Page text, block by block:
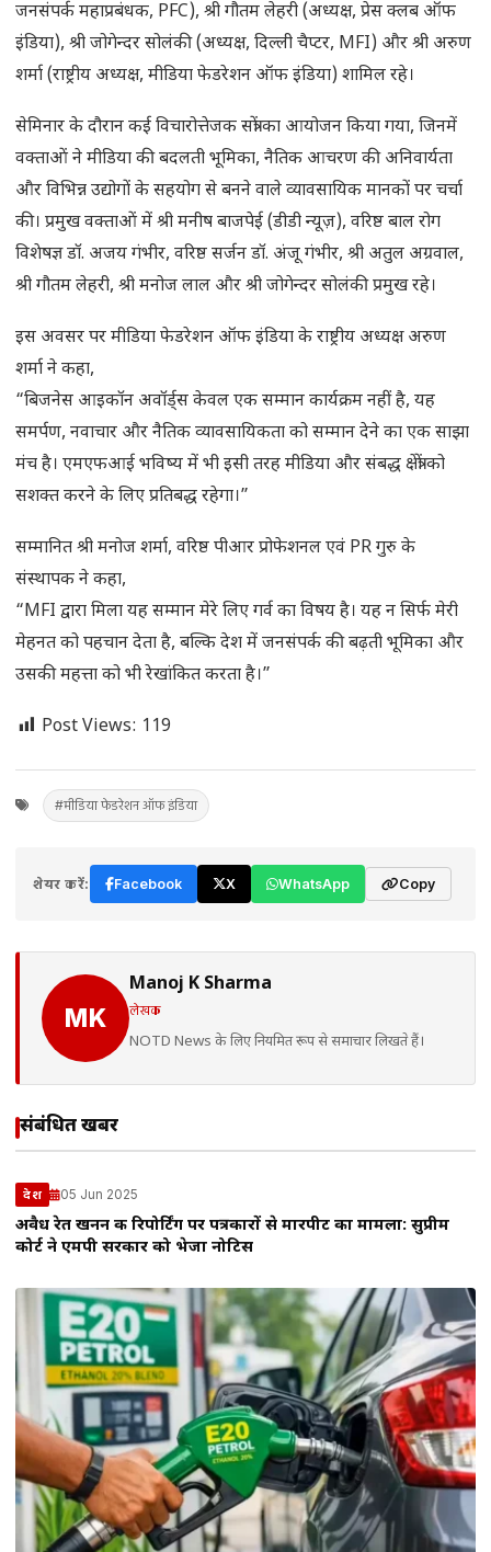
जनसंपर्क महाप्रबंधक, PFC), श्री गौतम लेहरी (अध्यक्ष, प्रेस क्लब ऑफ
इंडिया), श्री जोगेन्दर सोलंकी (अध्यक्ष, दिल्ली चैप्टर, MFI) और श्री अरुण
शर्मा (राष्ट्रीय अध्यक्ष, मीडिया फेडरेशन ऑफ इंडिया) शामिल रहे।
सेमिनार के दौरान कई विचारोत्तेजक सत्रों का आयोजन किया गया, जिनमें
वक्ताओं ने मीडिया की बदलती भूमिका, नैतिक आचरण की अनिवार्यता
और विभिन्न उद्योगों के सहयोग से बनने वाले व्यावसायिक मानकों पर चर्चा
की। प्रमुख वक्ताओं में श्री मनीष बाजपेई (डीडी न्यूज़), वरिष्ठ बाल रोग
विशेषज्ञ डॉ. अजय गंभीर, वरिष्ठ सर्जन डॉ. अंजू गंभीर, श्री अतुल अग्रवाल,
श्री गौतम लेहरी, श्री मनोज लाल और श्री जोगेन्दर सोलंकी प्रमुख रहे।
इस अवसर पर मीडिया फेडरेशन ऑफ इंडिया के राष्ट्रीय अध्यक्ष अरुण
शर्मा ने कहा,
“बिजनेस आइकॉन अवॉर्ड्स केवल एक सम्मान कार्यक्रम नहीं है, यह
समर्पण, नवाचार और नैतिक व्यावसायिकता को सम्मान देने का एक साझा
मंच है। एमएफआई भविष्य में भी इसी तरह मीडिया और संबद्ध क्षेत्रों को
सशक्त करने के लिए प्रतिबद्ध रहेगा।”
सम्मानित श्री मनोज शर्मा, वरिष्ठ पीआर प्रोफेशनल एवं PR गुरु के
संस्थापक ने कहा,
“MFI द्वारा मिला यह सम्मान मेरे लिए गर्व का विषय है। यह न सिर्फ मेरी
मेहनत को पहचान देता है, बल्कि देश में जनसंपर्क की बढ़ती भूमिका और
उसकी महत्ता को भी रेखांकित करता है।”
Post Views: 119
#मीडिया फेडरेशन ऑफ इंडिया
शेयर करें: Facebook X WhatsApp Copy
MK
Manoj K Sharma
लेखक
NOTD News के लिए नियमित रूप से समाचार लिखते हैं।
संबंधित खबरें
देश 05 Jun 2025
अवैध रेत खनन की रिपोर्टिंग पर पत्रकारों से मारपीट का मामला: सुप्रीम
कोर्ट ने एमपी सरकार को भेजा नोटिस